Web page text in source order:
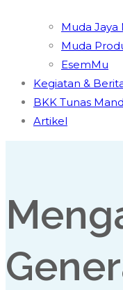
Muda Jaya
Muda
EsemMu
Kegiatan &
BKK Tunas
Artikel